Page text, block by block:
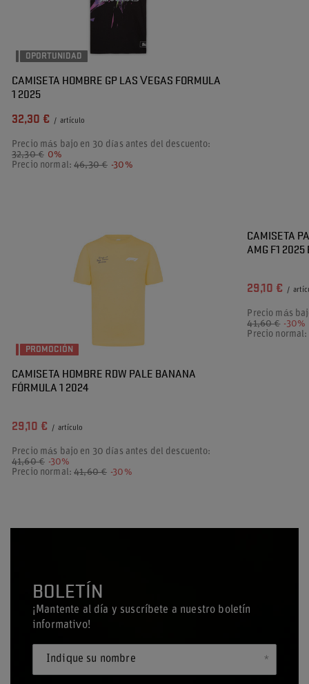
OPORTUNIDAD
CAMISETA HOMBRE GP LAS VEGAS FORMULA
1 2025
32,30 € / artículo
Precio más bajo en 30 días antes del descuento:
32,30 € 0%
Precio normal:46,30 € -30%
PROMOCIÓN
CAMISETA HOMBRE RDW PALE BANANA
FÓRMULA 1 2024
29,10 € / artículo
Precio más bajo en 30 días antes del descuento:
41,60 € -30%
Precio normal:41,60 € -30%
CAMISETA
AMG F1 2025
29,10 € /
Precio más
41,60 € -30%
Precio normal:
BOLETÍN
¡Mantente al día y suscríbete a nuestro boletín
informativo!
Indique su nombre